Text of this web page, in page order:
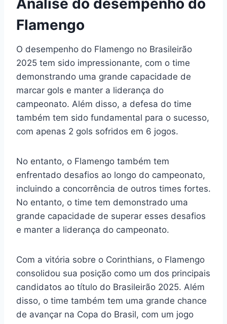
Análise do desempenho do
Flamengo
O desempenho do Flamengo no Brasileirão
2025 tem sido impressionante, com o time
demonstrando uma grande capacidade de
marcar gols e manter a liderança do
campeonato. Além disso, a defesa do time
também tem sido fundamental para o sucesso,
com apenas 2 gols sofridos em 6 jogos.
No entanto, o Flamengo também tem
enfrentado desafios ao longo do campeonato,
incluindo a concorrência de outros times fortes.
No entanto, o time tem demonstrado uma
grande capacidade de superar esses desafios
e manter a liderança do campeonato.
Com a vitória sobre o Corinthians, o Flamengo
consolidou sua posição como um dos principais
candidatos ao título do Brasileirão 2025. Além
disso, o time também tem uma grande chance
de avançar na Copa do Brasil, com um jogo